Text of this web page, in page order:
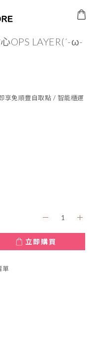
OPS LAYER(´-ω-
免順豐自取點 / 智能櫃運
立即購買
單